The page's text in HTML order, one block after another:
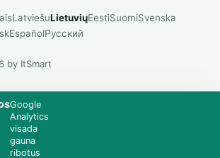
Google
Analytics
visada
gauna
ribotus
LatviešuLietuviųEestiSuomiSvenska
EspañolРусский
by ItSmart